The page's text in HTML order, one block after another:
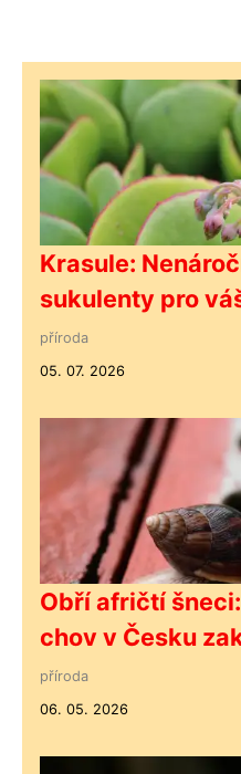
Krasule:
sukulenty pro
příroda
05. 07. 2026
Obří afričtí
chov v Česku
příroda
06. 05. 2026